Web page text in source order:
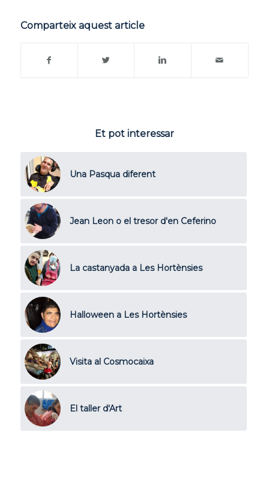
Comparteix aquest article
Et pot interessar
Una Pasqua diferent
Jean Leon o el tresor d'en Ceferino
La castanyada a Les Hortènsies
Halloween a Les Hortènsies
Visita al Cosmocaixa
El taller d'Art